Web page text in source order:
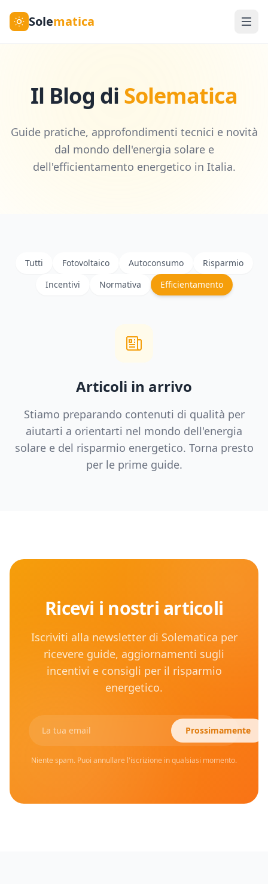
Solematica
Il Blog di Solematica
Guide pratiche, approfondimenti tecnici e novità
dal mondo dell'energia solare e
dell'efficientamento energetico in Italia.
Tutti Fotovoltaico Autoconsumo
Risparmio
Incentivi
Normativa Efficientamento
Articoli in arrivo
Stiamo preparando contenuti di qualità per
aiutarti a orientarti nel mondo dell'energia
solare e del risparmio energetico. Torna presto
per le prime guide.
Ricevi i nostri articoli
Iscriviti alla newsletter di Solematica per
ricevere guide, aggiornamenti sugli
incentivi e consigli per il risparmio
energetico.
Prossimamente
Niente spam. Puoi annullare l'iscrizione in qualsiasi momento.